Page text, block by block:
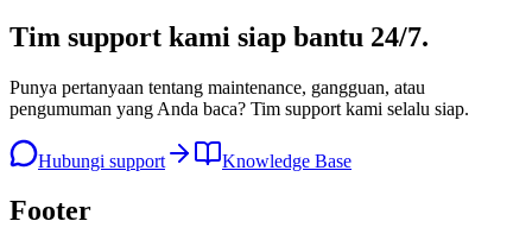
Tim support kami siap bantu 24/7.
Punya pertanyaan tentang maintenance, gangguan, atau
pengumuman yang Anda baca? Tim support kami selalu siap.
Hubungi support Knowledge Base
Footer